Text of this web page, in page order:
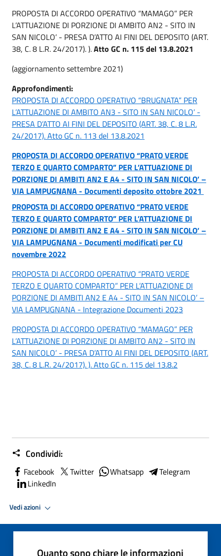
PROPOSTA DI ACCORDO OPERATIVO “MAMAGO” PER
L’ATTUAZIONE DI PORZIONE DI AMBITO AN2 - SITO IN
SAN NICOLO’ - PRESA D’ATTO AI FINI DEL DEPOSITO (ART.
38, C. 8 L.R. 24/2017). ).Atto GC n. 115 del 13.8.2021
(aggiornamento settembre 2021)
Approfondimenti:
PROPOSTA DI ACCORDO OPERATIVO “BRUGNATA” PER
L’ATTUAZIONE DI AMBITO AN3 - SITO IN SAN NICOLO’ -
PRESA D’ATTO AI FINI DEL DEPOSITO (ART. 38, C. 8 L.R.
24/2017). Atto GC n. 113 del 13.8.2021
PROPOSTA DI ACCORDO OPERATIVO “PRATO VERDE
TERZO E QUARTO COMPARTO” PER L’ATTUAZIONE DI
PORZIONE DI AMBITI AN2 E A4 - SITO IN SAN NICOLO’ –
VIA LAMPUGNANA - Documenti deposito ottobre 2021
PROPOSTA DI ACCORDO OPERATIVO “PRATO VERDE
TERZO E QUARTO COMPARTO” PER L’ATTUAZIONE DI
PORZIONE DI AMBITI AN2 E A4 - SITO IN SAN NICOLO’ –
VIA LAMPUGNANA - Documenti modificati per CU
novembre 2022
PROPOSTA DI ACCORDO OPERATIVO “PRATO VERDE
TERZO E QUARTO COMPARTO” PER L’ATTUAZIONE DI
PORZIONE DI AMBITI AN2 E A4 - SITO IN SAN NICOLO’ –
VIA LAMPUGNANA - Integrazione Documenti 2023
PROPOSTA DI ACCORDO OPERATIVO “MAMAGO” PER
L’ATTUAZIONE DI PORZIONE DI AMBITO AN2 - SITO IN
SAN NICOLO’ - PRESA D’ATTO AI FINI DEL DEPOSITO (ART.
38, C. 8 L.R. 24/2017). ). Atto GC n. 115 del 13.8.2
Condividi:
Facebook Twitter Whatsapp
Telegram
LinkedIn
Vedi azioni
Quanto sono chiare le informazioni